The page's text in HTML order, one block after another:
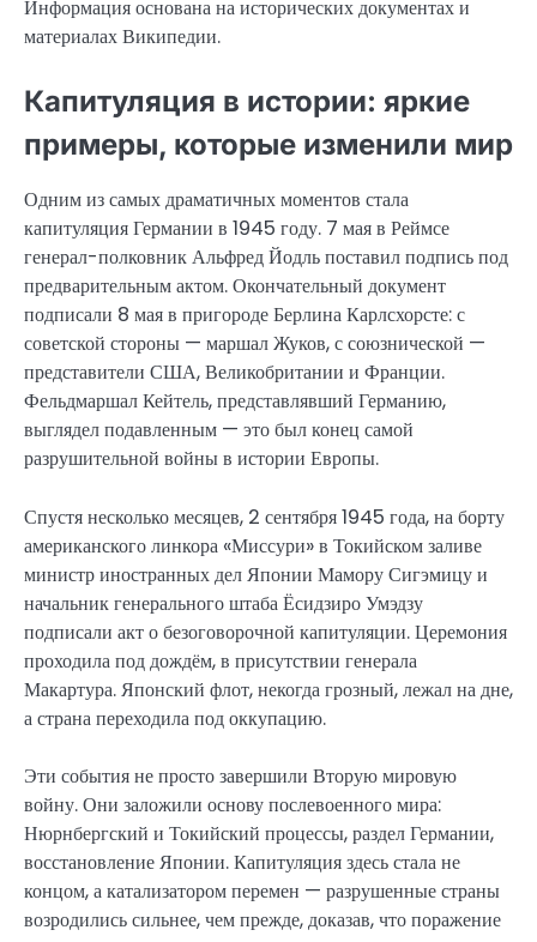
Информация основана на исторических документах и
материалах Википедии.
Капитуляция в истории: яркие
примеры, которые изменили мир
Одним из самых драматичных моментов стала
капитуляция Германии в 1945 году. 7 мая в Реймсе
генерал-полковник Альфред Йодль поставил подпись под
предварительным актом. Окончательный документ
подписали 8 мая в пригороде Берлина Карлсхорсте: с
советской стороны — маршал Жуков, с союзнической —
представители США, Великобритании и Франции.
Фельдмаршал Кейтель, представлявший Германию,
выглядел подавленным — это был конец самой
разрушительной войны в истории Европы.
Спустя несколько месяцев, 2 сентября 1945 года, на борту
американского линкора «Миссури» в Токийском заливе
министр иностранных дел Японии Мамору Сигэмицу и
начальник генерального штаба Ёсидзиро Умэдзу
подписали акт о безоговорочной капитуляции. Церемония
проходила под дождём, в присутствии генерала
Макартура. Японский флот, некогда грозный, лежал на дне,
а страна переходила под оккупацию.
Эти события не просто завершили Вторую мировую
войну. Они заложили основу послевоенного мира:
Нюрнбергский и Токийский процессы, раздел Германии,
восстановление Японии. Капитуляция здесь стала не
концом, а катализатором перемен — разрушенные страны
возродились сильнее, чем прежде, доказав, что поражение